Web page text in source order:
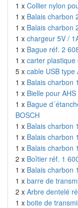
1 x Collier nylon
1 x Balais charbon
1 x Balais charbon
1 x chargeur 5V /
1 x Bague réf. 2
1 x carter plastique
5 x cable USB type
1 x Balais charbon
1 x Bielle pour
1 x Bague
BOSCH
1 x Balais charbon
1 x Balais charbon
1 x Balais charbon
2 x Boîtier réf. 1
1 x Balais charbon
1 x barre de
2 x Arbre dentelé
1 x boite de